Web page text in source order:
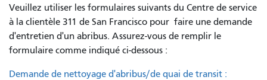
Veuillez utiliser les formulaires suivants du Centre de service
à la clientèle 311 de San Francisco pour faire une demande
d'entretien d'un abribus. Assurez-vous de remplir le
formulaire comme indiqué ci-dessous :
Demande de nettoyage d'abribus/de quai de transit :